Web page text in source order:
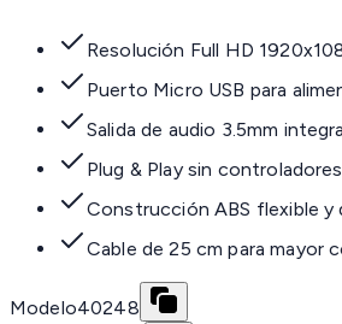
Resolución Full HD
Puerto Micro USB para
Salida de audio 3.5mm
Plug & Play sin controladores
Construcción ABS flexible y
Cable de 25 cm para mayor
Modelo40248